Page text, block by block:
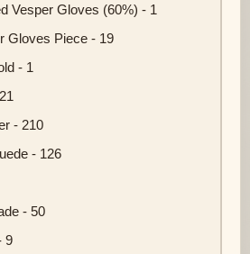
Vesper Gloves (60%) - 1
Gloves Piece - 19
- 1
- 210
- 126
- 50
9